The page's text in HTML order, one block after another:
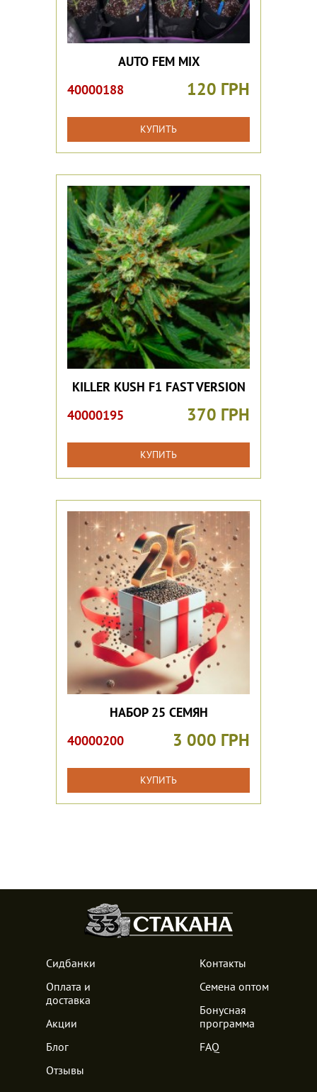
AUTO FEM MIX
40000188
120 ГРН
КУПИТЬ
KILLER KUSH F1 FAST VERSION
40000195
370 ГРН
КУПИТЬ
НАБОР 25 СЕМЯН
40000200
3 000 ГРН
КУПИТЬ
Сидбанки
Оплата и
доставка
Акции
Блог
Отзывы
Контакты
Семена оптом
Бонусная
программа
FAQ